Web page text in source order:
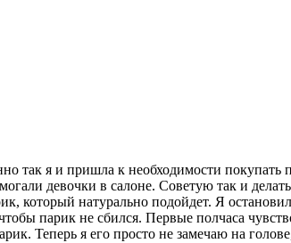
я и пришла к необходимости покупать
девочки в салоне. Советую так и
натурально подойдет. Я
парик не сбился. Первые полчаса
Теперь я его просто не замечаю на